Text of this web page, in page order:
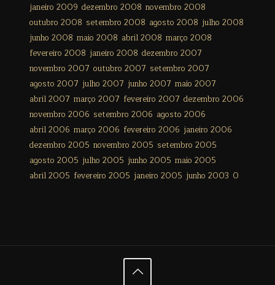
janeiro 2009 dezembro 2008 novembro 2008
outubro 2008 setembro 2008 agosto 2008 julho 2008
junho 2008 maio 2008 abril 2008 março 2008
fevereiro 2008 janeiro 2008 dezembro 2007
novembro 2007 outubro 2007 setembro 2007
agosto 2007 julho 2007 junho 2007 maio 2007
abril 2007 março 2007 fevereiro 2007 dezembro 2006
novembro 2006 setembro 2006 agosto 2006
abril 2006 março 2006 fevereiro 2006 janeiro 2006
dezembro 2005 novembro 2005 setembro 2005
agosto 2005 julho 2005 junho 2005 maio 2005
abril 2005 fevereiro 2005 janeiro 2005 junho 2003 0